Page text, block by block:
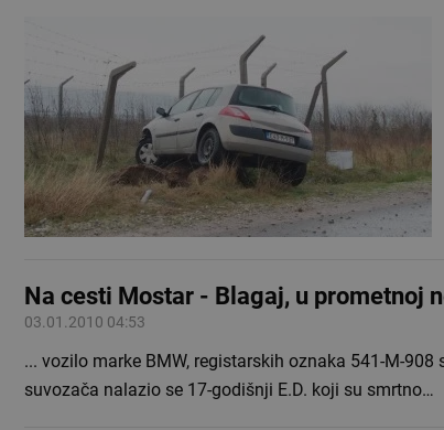
Na cesti Mostar - Blagaj, u prometnoj
03.01.2010 04:53
... vozilo marke BMW, registarskih oznaka 541-M-
suvozača nalazio se 17-godišnji E.D. koji su smrtno…